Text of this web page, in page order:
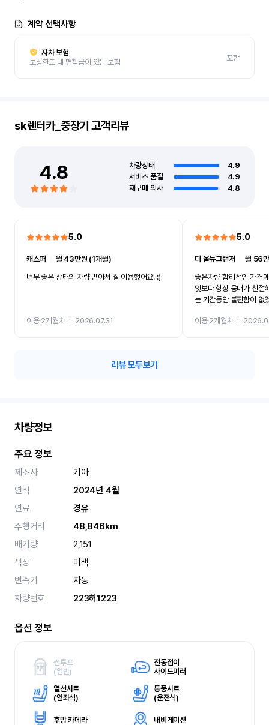
계약 선택사항
자차 보험
보상한도 내 면책금이 있는 보험
포함
sk렌터카_중장기 고객리뷰
4.8 차량상태
4.9
서비스 품질
4.9
재구매 의사
4.8
5.0
캐스퍼
월 43만원 (1개월)
너무 좋은 상태의 차량 받아서 잘 이용했어요! :)
이용 2개월차ㅣ 2026.07.31
5.0
디 올뉴그랜저 ㅣ월 56
좋은차량 합리적인 가격
엇보다 항상 응대가 친절
는 기간동안 불편함이 없
카 렌트 고민없이 강추합
이용 2개월차ㅣ
리뷰 모두보기
차량정보
주요 정보
제조사
기아
연식
2024년 4월
연료
경유
주행거리
48,846km
배기량
2,151
색상
미색
변속기
자동
차량번호
223허1223
옵션 정보
썬루프
(일반)
전동접이
사이드미러
열선시트
(앞좌석)
통풍시트
(운전석)
후방 카메라 내비게이션